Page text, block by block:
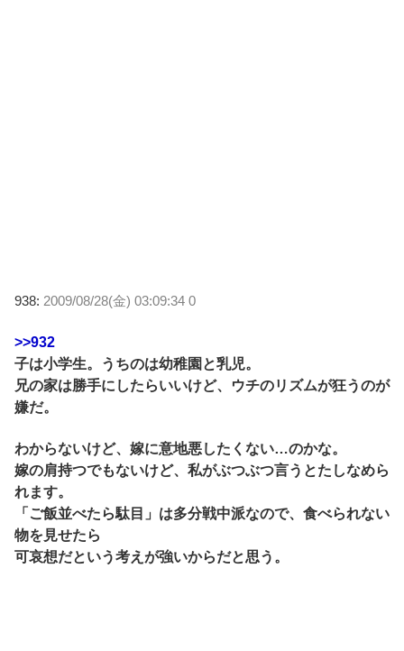
938: 2009/08/28(金) 03:09:34 0
>>932
子は小学生。うちのは幼稚園と乳児。
兄の家は勝手にしたらいいけど、ウチのリズムが狂うのが
嫌だ。
わからないけど、嫁に意地悪したくない…のかな。
嫁の肩持つでもないけど、私がぶつぶつ言うとたしなめら
れます。
「ご飯並べたら駄目」は多分戦中派なので、食べられない
物を見せたら
可哀想だという考えが強いからだと思う。